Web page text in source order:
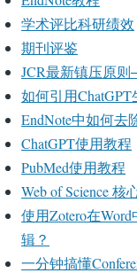
学术评比科研绩效
期刊评鉴
JCR最新镇压原则
如何引用ChatGPT
EndNote中如何去
ChatGPT使用教程
PubMed使用教程
Web of Science 核
使用Zotero在
辑？
一分钟搞懂